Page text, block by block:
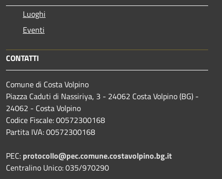
Luoghi
Eventi
CONTATTI
Comune di Costa Volpino
Piazza Caduti di Nassiriya, 3 - 24062 Costa Volpino (BG) -
24062 - Costa Volpino
Codice Fiscale: 00572300168
Partita IVA: 00572300168
PEC: protocollo@pec.comune.costavolpino.bg.it
Centralino Unico: 035/970290